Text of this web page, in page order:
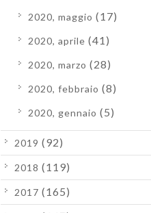
2020, maggio (17)
2020, aprile (41)
2020, marzo (28)
2020, febbraio (8)
2020, gennaio (5)
2019 (92)
2018 (119)
2017 (165)